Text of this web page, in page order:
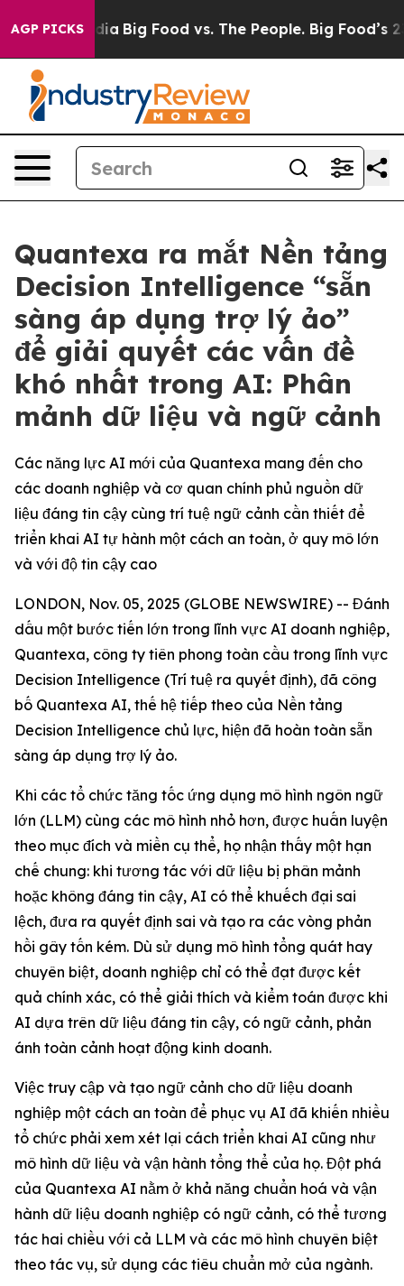
AGP PICKS
Media Big Food vs. The People. Big Food’s 239
Quantexa ra mắt Nền tảng
Decision Intelligence “sẵn
sàng áp dụng trợ lý ảo”
để giải quyết các vấn đề
khó nhất trong AI: Phân
mảnh dữ liệu và ngữ cảnh
Các năng lực AI mới của Quantexa mang đến cho
các doanh nghiệp và cơ quan chính phủ nguồn dữ
liệu đáng tin cậy cùng trí tuệ ngữ cảnh cần thiết để
triển khai AI tự hành một cách an toàn, ở quy mô lớn
và với độ tin cậy cao
LONDON, Nov. 05, 2025 (GLOBE NEWSWIRE) -- Đánh
dấu một bước tiến lớn trong lĩnh vực AI doanh nghiệp,
Quantexa, công ty tiên phong toàn cầu trong lĩnh vực
Decision Intelligence (Trí tuệ ra quyết định), đã công
bố Quantexa AI, thế hệ tiếp theo của Nền tảng
Decision Intelligence chủ lực, hiện đã hoàn toàn sẵn
sàng áp dụng trợ lý ảo.
Khi các tổ chức tăng tốc ứng dụng mô hình ngôn ngữ
lớn (LLM) cùng các mô hình nhỏ hơn, được huấn luyện
theo mục đích và miền cụ thể, họ nhận thấy một hạn
chế chung: khi tương tác với dữ liệu bị phân mảnh
hoặc không đáng tin cậy, AI có thể khuếch đại sai
lệch, đưa ra quyết định sai và tạo ra các vòng phản
hồi gây tốn kém. Dù sử dụng mô hình tổng quát hay
chuyên biệt, doanh nghiệp chỉ có thể đạt được kết
quả chính xác, có thể giải thích và kiểm toán được khi
AI dựa trên dữ liệu đáng tin cậy, có ngữ cảnh, phản
ánh toàn cảnh hoạt động kinh doanh.
Việc truy cập và tạo ngữ cảnh cho dữ liệu doanh
nghiệp một cách an toàn để phục vụ AI đã khiến nhiều
tổ chức phải xem xét lại cách triển khai AI cũng như
mô hình dữ liệu và vận hành tổng thể của họ. Đột phá
của Quantexa AI nằm ở khả năng chuẩn hoá và vận
hành dữ liệu doanh nghiệp có ngữ cảnh, có thể tương
tác hai chiều với cả LLM và các mô hình chuyên biệt
theo tác vụ, sử dụng các tiêu chuẩn mở của ngành.